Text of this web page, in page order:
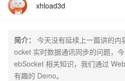
xhload3d
简介：
今天没有延续上一篇讲的
ocket 实时数据通讯同步的问题，
ebSocket 相关知识，我们通过
有趣的 Demo。